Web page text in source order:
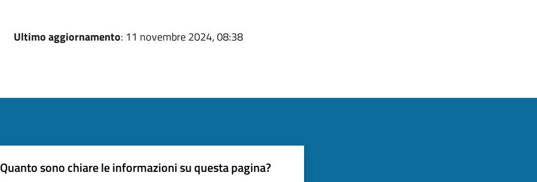
Ultimo aggiornamento: 11 novembre 2024, 08:38
Quanto sono chiare le informazioni su questa pagina?